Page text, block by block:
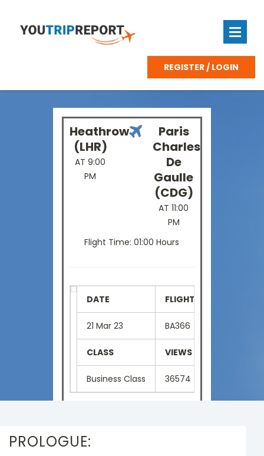
REGISTER / LOGIN
Heathrow
(LHR)
AT 9:00
PM
Paris
Charles
De
Gaulle
(CDG)
AT 11:00
PM
Flight Time: 01:00 Hours
DATE FLIGHT NUMBER
21 Mar 23 BA366
CLASS VIEWS
Business Class 36574
PROLOGUE: